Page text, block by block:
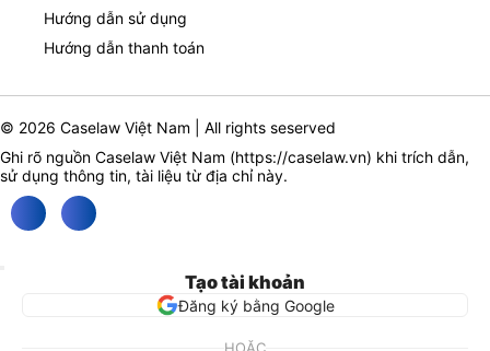
Hướng dẫn sử dụng
Hướng dẫn thanh toán
© 2026 Caselaw Việt Nam | All rights seserved
Ghi rõ nguồn Caselaw Việt Nam (https://caselaw.vn) khi trích dẫn,
sử dụng thông tin, tài liệu từ địa chỉ này.
Tạo tài khoản
Đăng ký bằng Google